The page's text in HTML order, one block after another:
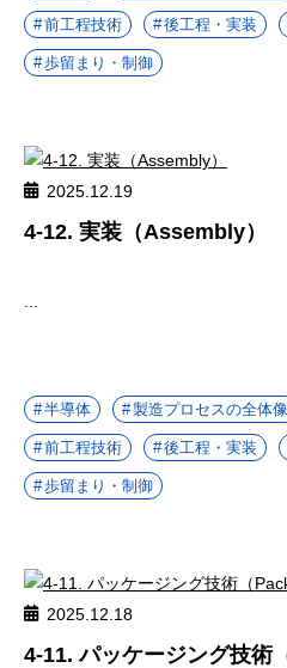
前工程技術 後工程・実装
歩留まり・制御
2025.12.19
4-12. 実装（Assembly）
半導体 製造プロセスの全体像
前工程技術 後工程・実装
歩留まり・制御
2025.12.18
4-11. パッケージング技術